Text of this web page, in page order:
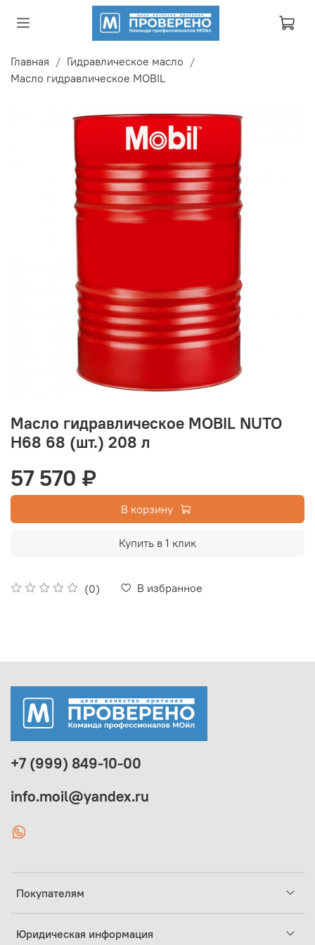
Главная
Гидравлическое масло
Масло гидравлическое MOBIL
Масло гидравлическое MOBIL NUTO
H68 68 (шт.) 208 л
(0) В избранное
57 570 ₽
В корзину
Купить в 1 клик
Покупателям
Юридическая информация
+7 (999) 849-10-00
info.moil@yandex.ru